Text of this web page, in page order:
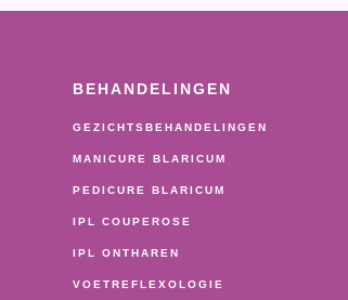
BEHANDELINGEN
GEZICHTSBEHANDELINGEN
MANICURE BLARICUM
PEDICURE BLARICUM
IPL COUPEROSE
IPL ONTHAREN
VOETREFLEXOLOGIE